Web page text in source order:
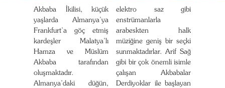
Akbaba İkilisi, küçük
yaşlarda Almanya’ya
Frankfurt’a göç etmiş
kardeşler Malatya’lı
Hamza ve Müslüm
Akbaba tarafından
oluşmaktadır.
Almanya’daki düğün,
elektro saz gibi
enstrümanlarla
arabeskten halk
müziğine geniş bir seçki
sunmaktadırlar. Arif Sağ
gibi bir çok önemli isimle
çalışan Akbabalar
Derdiyoklar ile başlayan